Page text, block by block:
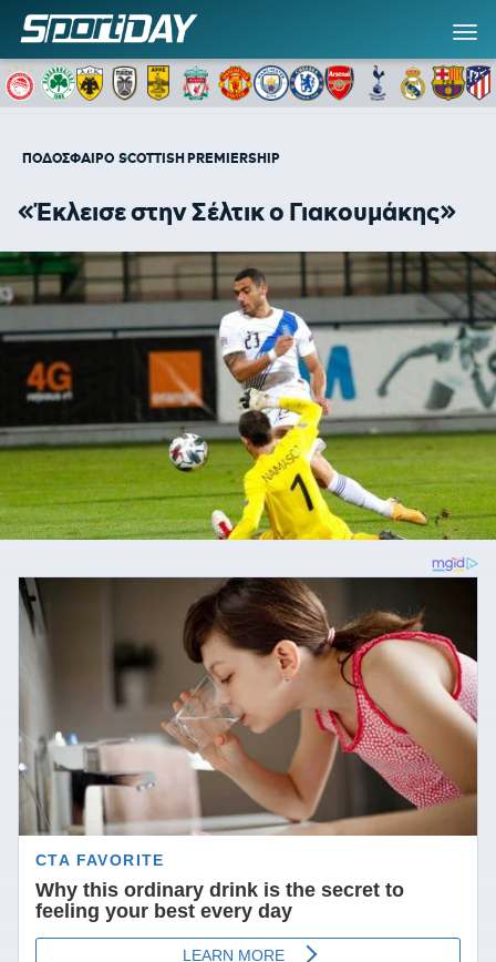
ΠΟΔΟΣΦΑΙΡΟ SCOTTISH PREMIERSHIP
«Έκλεισε στην Σέλτικ ο Γιακουμάκης»